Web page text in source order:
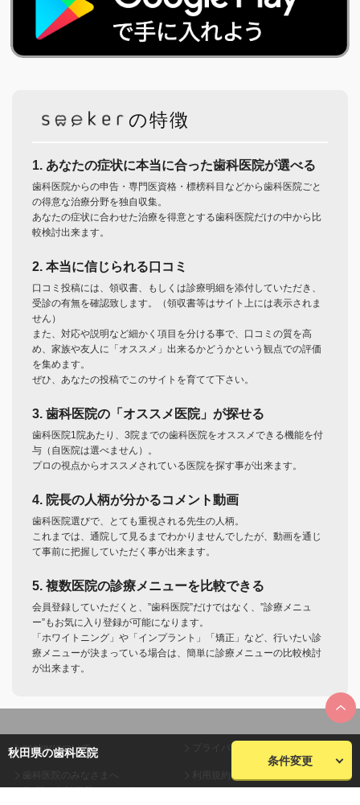
秋田県の歯科医院
条件変更
の特徴
1. あなたの症状に本当に合った歯科医院が選べる
歯科医院からの申告・専門医資格・標榜科目などから歯科医院ごと
の得意な治療分野を独自収集。
あなたの症状に合わせた治療を得意とする歯科医院だけの中から比
較検討出来ます。
2. 本当に信じられる口コミ
口コミ投稿には、領収書、もしくは診療明細を添付していただき、
受診の有無を確認致します。（領収書等はサイト上には表示されま
せん）
また、対応や説明など細かく項目を分ける事で、口コミの質を高
め、家族や友人に「オススメ」出来るかどうかという観点での評価
を集めます。
ぜひ、あなたの投稿でこのサイトを育てて下さい。
3. 歯科医院の「オススメ医院」が探せる
歯科医院1院あたり、3院までの歯科医院をオススメできる機能を付
与（自医院は選べません）。
プロの視点からオススメされている医院を探す事が出来ます。
4. 院長の人柄が分かるコメント動画
歯科医院選びで、とても重視される先生の人柄。
これまでは、通院して見るまでわかりませんでしたが、動画を通じ
て事前に把握していただく事が出来ます。
5. 複数医院の診療メニューを比較できる
会員登録していただくと、”歯科医院”だけではなく、”診療メニュ
ー”もお気に入り登録が可能になります。
「ホワイトニング」や「インプラント」「矯正」など、行いたい診
療メニューが決まっている場合は、簡単に診療メニューの比較検討
が出来ます。
seekerについて
歯科医院のみなさまへ
(無料・有料掲載について)
プライバシーポリシー